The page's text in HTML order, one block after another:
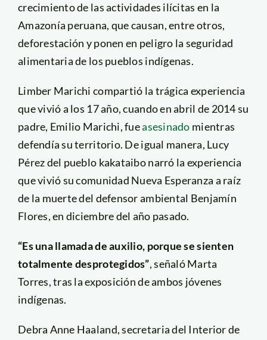
crecimiento de las actividades ilícitas en la
Amazonía peruana, que causan, entre otros,
deforestación y ponen en peligro la seguridad
alimentaria de los pueblos indígenas.
Limber Marichi compartió la trágica experiencia
que vivió a los 17 año, cuando en abril de 2014 su
padre, Emilio Marichi, fueasesinado mientras
defendía su territorio. De igual manera, Lucy
Pérez del pueblo kakataibo narró la experiencia
que vivió su comunidad Nueva Esperanza a raíz
de la muerte del defensor ambiental Benjamín
Flores, en diciembre del año pasado.
“Es una llamada de auxilio, porque se sienten
totalmente desprotegidos”, señaló Marta
Torres, tras la exposición de ambos jóvenes
indígenas.
Debra Anne Haaland, secretaria del Interior de